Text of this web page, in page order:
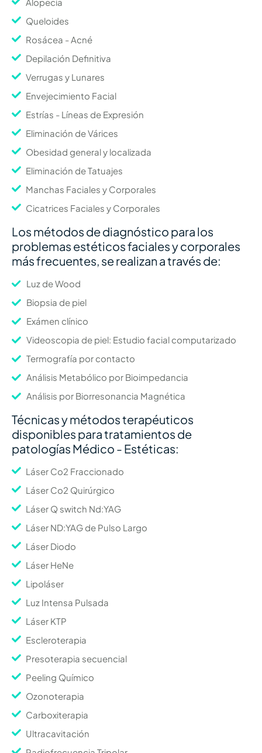
Alopecia
Queloides
Rosácea - Acné
Depilación Definitiva
Verrugas y Lunares
Envejecimiento Facial
Estrías - Líneas de Expresión
Eliminación de Várices
Obesidad general y localizada
Eliminación de Tatuajes
Manchas Faciales y Corporales
Cicatrices Faciales y Corporales
Los métodos de diagnóstico para los
problemas estéticos faciales y corporales
más frecuentes, se realizan a través de:
Luz de Wood
Biopsia de piel
Exámen clínico
Videoscopia de piel: Estudio facial computarizado
Termografía por contacto
Análisis Metabólico por Bioimpedancia
Análisis por Biorresonancia Magnética
Técnicas y métodos terapéuticos
disponibles para tratamientos de
patologías Médico - Estéticas:
Láser Co2 Fraccionado
Láser Co2 Quirúrgico
Láser Q switch Nd:YAG
Láser ND:YAG de Pulso Largo
Láser Diodo
Láser HeNe
Lipoláser
Luz Intensa Pulsada
Láser KTP
Escleroterapia
Presoterapia secuencial
Peeling Químico
Ozonoterapia
Carboxiterapia
Ultracavitación